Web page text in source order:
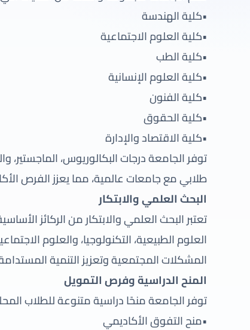
•كلية الهندسة
•كلية العلوم الاجتماعية
•كلية الطب
•كلية العلوم الإنسانية
•كلية الفنون
•كلية الحقوق
•كلية الاقتصاد والإدارة
توفر الجامعة درجات البكالوريوس، الماجستير،
طلابي مع جامعات عالمية، مما يعزز الفرص
البحث العلمي والابتكار
تعتبر البحث العلمي والابتكار من الركائز
العلوم الطبيعية، التكنولوجيا، والعلوم
المشكلات المجتمعية وتعزيز التنمية
المنح الدراسية وفرص التمويل
توفر الجامعة منحًا دراسية متنوعة للطلاب
•منح التفوق الأكاديمي